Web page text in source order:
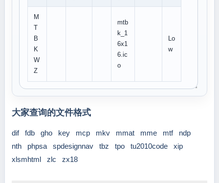
M
T
B
K
W
Z
mtb
k_1
6x1
6.ic
o
Lo
w
大家查询的文件格式
dif fdb gho key mcp mkv mmat mme mtf
ndp
nth
phpsa spdesignnav tbz tpo tu2010code
xip
xlsmhtml
zlc zx18